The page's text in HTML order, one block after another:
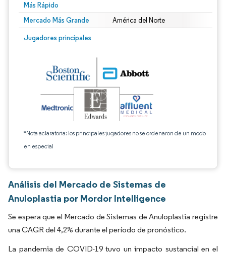
Más Rápido
Mercado Más Grande América del Norte
Jugadores principales
*Nota aclaratoria: los principales jugadores no se ordenaron de un modo
en especial
Análisis del Mercado de Sistemas de
Anuloplastia por Mordor Intelligence
Se espera que el Mercado de Sistemas de Anuloplastia registre
una CAGR del 4,2% durante el período de pronóstico.
La pandemia de COVID-19 tuvo un impacto sustancial en el